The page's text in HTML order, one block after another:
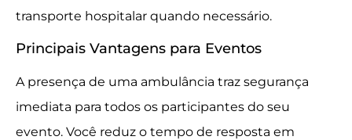
transporte hospitalar quando necessário.
Principais Vantagens para Eventos
A presença de uma ambulância traz segurança
imediata para todos os participantes do seu
evento. Você reduz o tempo de resposta em